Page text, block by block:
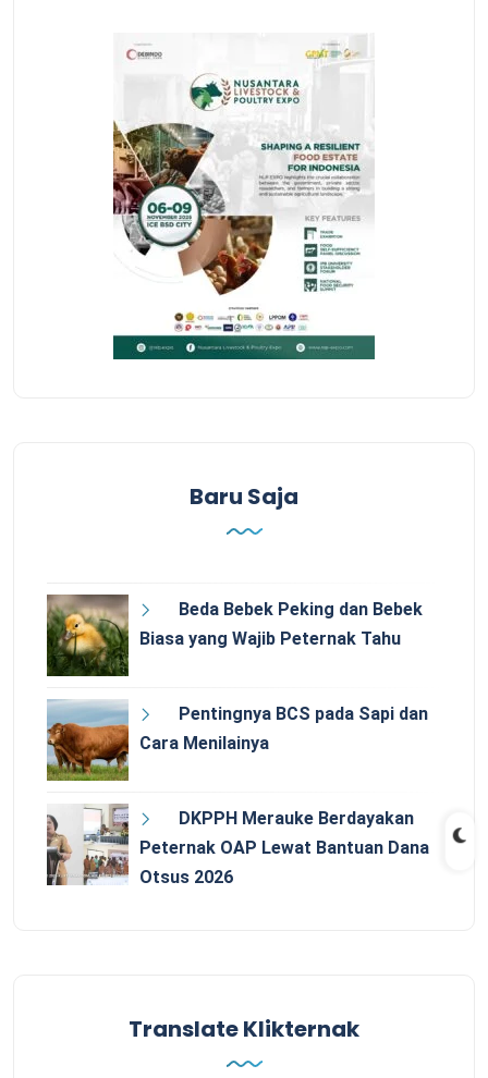
Baru Saja
Beda Bebek Peking dan Bebek
Biasa yang Wajib Peternak Tahu
Pentingnya BCS pada Sapi dan
Cara Menilainya
DKPPH Merauke Berdayakan
Peternak OAP Lewat Bantuan Dana
Otsus 2026
Translate Klikternak